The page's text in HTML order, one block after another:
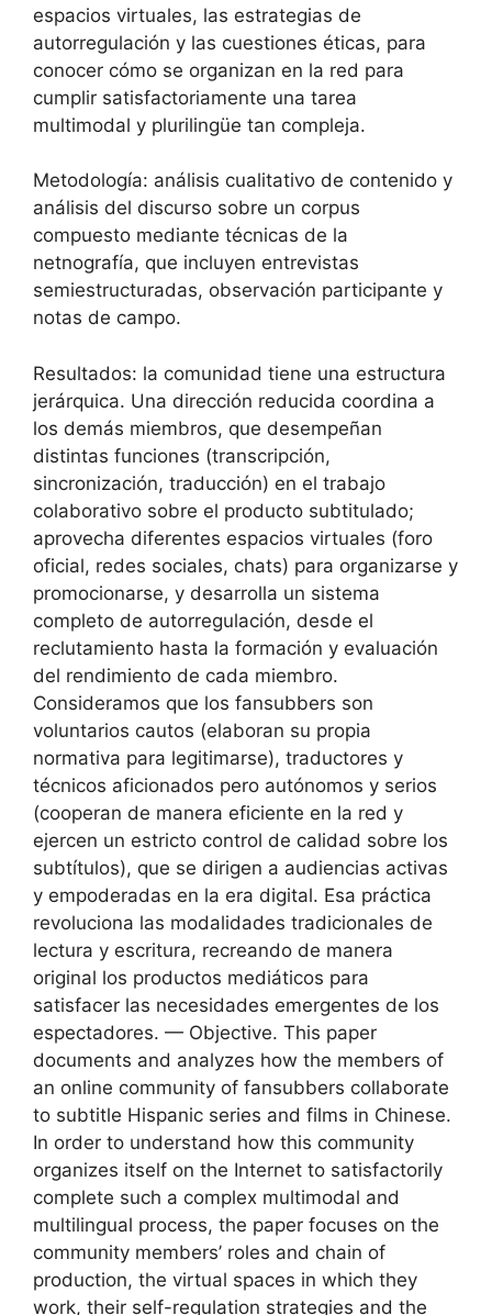
espacios virtuales, las estrategias de
autorregulación y las cuestiones éticas, para
conocer cómo se organizan en la red para
cumplir satisfactoriamente una tarea
multimodal y plurilingüe tan compleja.
Metodología: análisis cualitativo de contenido y
análisis del discurso sobre un corpus
compuesto mediante técnicas de la
netnografía, que incluyen entrevistas
semiestructuradas, observación participante y
notas de campo.
Resultados: la comunidad tiene una estructura
jerárquica. Una dirección reducida coordina a
los demás miembros, que desempeñan
distintas funciones (transcripción,
sincronización, traducción) en el trabajo
colaborativo sobre el producto subtitulado;
aprovecha diferentes espacios virtuales (foro
oficial, redes sociales, chats) para organizarse y
promocionarse, y desarrolla un sistema
completo de autorregulación, desde el
reclutamiento hasta la formación y evaluación
del rendimiento de cada miembro.
Consideramos que los fansubbers son
voluntarios cautos (elaboran su propia
normativa para legitimarse), traductores y
técnicos aficionados pero autónomos y serios
(cooperan de manera eficiente en la red y
ejercen un estricto control de calidad sobre los
subtítulos), que se dirigen a audiencias activas
y empoderadas en la era digital. Esa práctica
revoluciona las modalidades tradicionales de
lectura y escritura, recreando de manera
original los productos mediáticos para
satisfacer las necesidades emergentes de los
espectadores. — Objective. This paper
documents and analyzes how the members of
an online community of fansubbers collaborate
to subtitle Hispanic series and films in Chinese.
In order to understand how this community
organizes itself on the Internet to satisfactorily
complete such a complex multimodal and
multilingual process, the paper focuses on the
community members’ roles and chain of
production, the virtual spaces in which they
work, their self-regulation strategies and the